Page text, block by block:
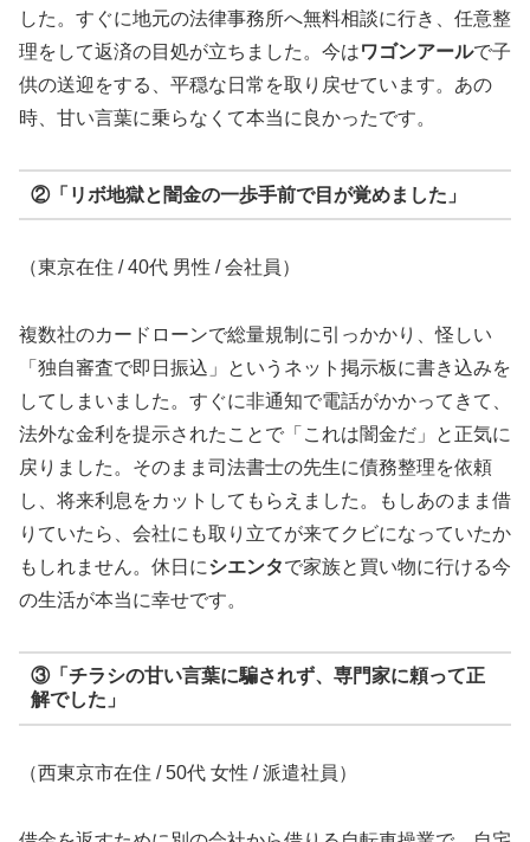
した。すぐに地元の法律事務所へ無料相談に行き、任意整
理をして返済の目処が立ちました。今はワゴンアールで子
供の送迎をする、平穏な日常を取り戻せています。あの
時、甘い言葉に乗らなくて本当に良かったです。
②「リボ地獄と闇金の一歩手前で目が覚めました」
（東京在住 / 40代 男性 / 会社員）
複数社のカードローンで総量規制に引っかかり、怪しい
「独自審査で即日振込」というネット掲示板に書き込みを
してしまいました。すぐに非通知で電話がかかってきて、
法外な金利を提示されたことで「これは闇金だ」と正気に
戻りました。そのまま司法書士の先生に債務整理を依頼
し、将来利息をカットしてもらえました。もしあのまま借
りていたら、会社にも取り立てが来てクビになっていたか
もしれません。休日にシエンタで家族と買い物に行ける今
の生活が本当に幸せです。
③「チラシの甘い言葉に騙されず、専門家に頼って正
解でした」
（西東京市在住 / 50代 女性 / 派遣社員）